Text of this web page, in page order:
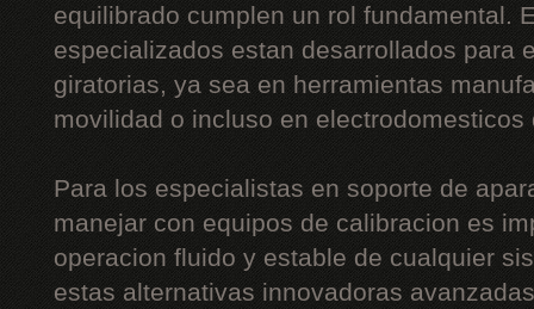
equilibrado cumplen un rol fundamental.
especializados estan desarrollados para
giratorias, ya sea en herramientas
movilidad o incluso en electrodomesticos
Para los especialistas en soporte de
manejar con equipos de calibracion es
operacion fluido y estable de cualquier
estas alternativas innovadoras